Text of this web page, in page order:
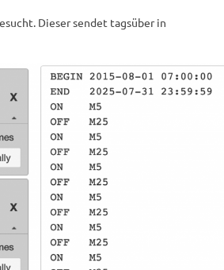
Dieser sendet tagsüber in